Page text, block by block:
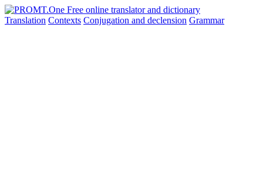
Translation Contexts Conjugation and declension Grammar